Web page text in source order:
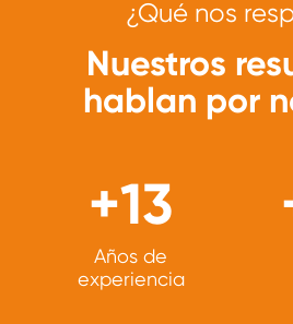
¿Qué nos
Nuestros
hablan por
+13
Años de
experiencia